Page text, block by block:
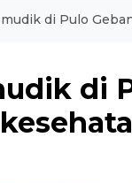
di Pulo
di